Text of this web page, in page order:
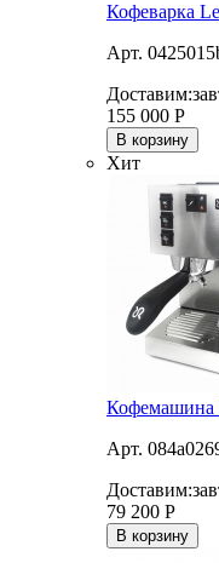
Кофеварка
Арт.
Доставим:
155 000 Р
В корзину
Хит
Кофемашина
Арт.
Доставим:
79 200 Р
В корзину